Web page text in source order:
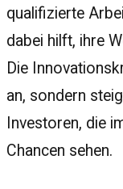
qualifizierte
dabei hilft, ihre
Die
an, sondern
Investoren, die
Chancen sehen.